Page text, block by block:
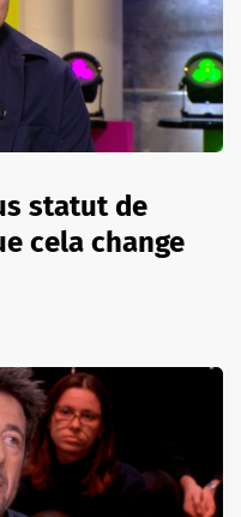
statut de
cela change